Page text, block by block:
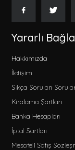
Yararlı
Hakkımızda
İletişim
Sıkça Sorulan
Kiralama Şartları
Banka Hesapları
İptal Sartlari
Mesafeli Satış